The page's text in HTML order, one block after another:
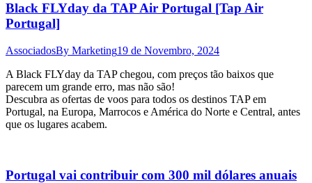
Black FLYday da TAP Air Portugal [Tap Air
Portugal]
AssociadosBy Marketing19 de Novembro, 2024
A Black FLYday da TAP chegou, com preços tão baixos que
parecem um grande erro, mas não são!
Descubra as ofertas de voos para todos os destinos TAP em
Portugal, na Europa, Marrocos e América do Norte e Central, antes
que os lugares acabem.
Portugal vai contribuir com 300 mil dólares anuais